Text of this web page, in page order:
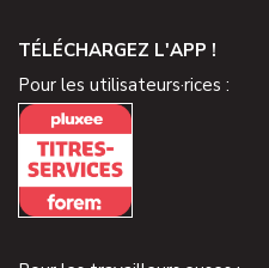
TÉLÉCHARGEZ L'APP !
Pour les utilisateurs·rices :